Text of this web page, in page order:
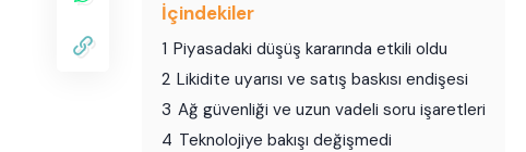
İçindekiler
1 Piyasadaki düşüş kararında etkili oldu
2 Likidite uyarısı ve satış baskısı endişesi
3 Ağ güvenliği ve uzun vadeli soru işaretleri
4 Teknolojiye bakışı değişmedi